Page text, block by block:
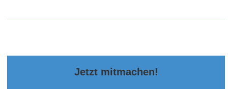
Jetzt mitmachen!